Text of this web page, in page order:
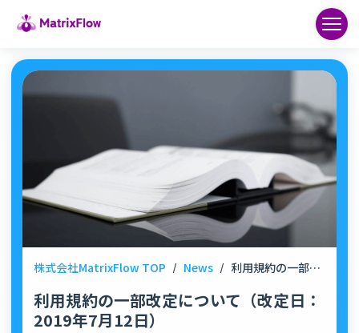
株式会社MatrixFlow TOP / News / 利用規約の一部改定について（改定日：2019年7月12日）
利用規約の一部改定について（改定日：
2019年7月12日）